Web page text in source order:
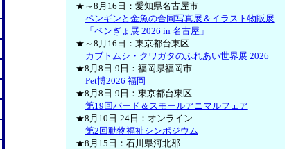
★～8月16日：愛知県名古屋市
ペンギンと金魚の合同写真展＆イラスト物販展
「ペンぎょ展 2026 in 名古屋」
★～8月16日：東京都台東区
カブトムシ・クワガタのふれあい世界展 2026
★8月8日-9日：福岡県福岡市
Pet博2026 福岡
★8月8日-9日：東京都台東区
第19回バード＆スモールアニマルフェア
★8月10日-24日：オンライン
第2回動物福祉シンポジウム
★8月15日：石川県河北郡